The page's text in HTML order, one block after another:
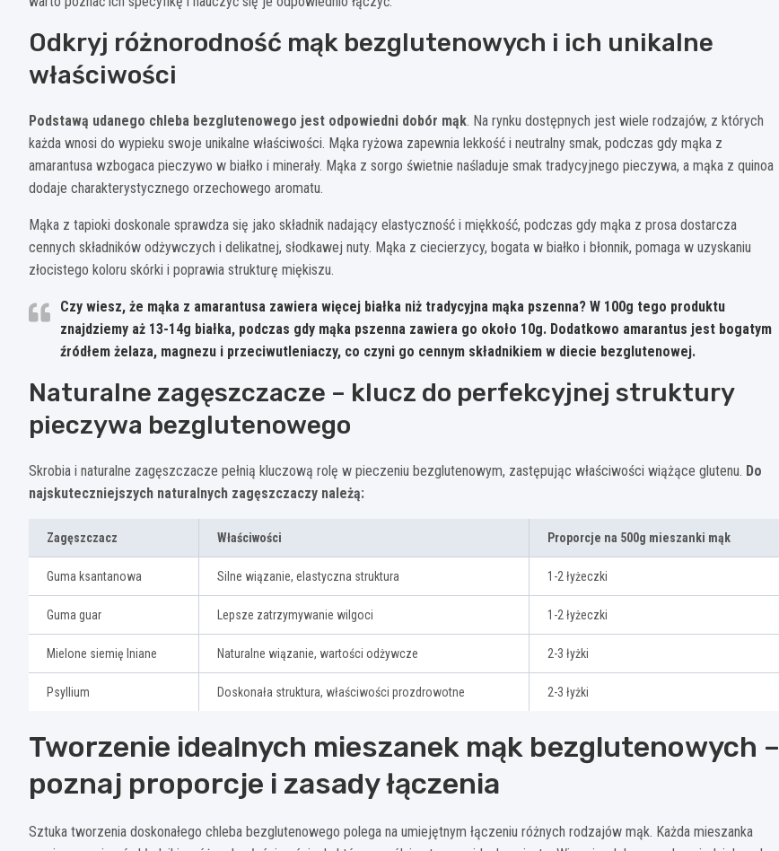
Odkryj różnorodność mąk bezglutenowych i ich unikalne
właściwości
Podstawą udanego chleba bezglutenowego jest odpowiedni dobór mąk. Na rynku dostępnych jest wiele rodzajów, z których
każda wnosi do wypieku swoje unikalne właściwości. Mąka ryżowa zapewnia lekkość i neutralny smak, podczas gdy mąka z
amarantusa wzbogaca pieczywo w białko i minerały. Mąka z sorgo świetnie naśladuje smak tradycyjnego pieczywa, a mąka z quinoa
dodaje charakterystycznego orzechowego aromatu.
Mąka z tapioki doskonale sprawdza się jako składnik nadający elastyczność i miękkość, podczas gdy mąka z prosa dostarcza
cennych składników odżywczych i delikatnej, słodkawej nuty. Mąka z ciecierzycy, bogata w białko i błonnik, pomaga w uzyskaniu
złocistego koloru skórki i poprawia strukturę miękiszu.
Czy wiesz, że mąka z amarantusa zawiera więcej białka niż tradycyjna mąka pszenna? W 100g tego produktu
znajdziemy aż 13-14g białka, podczas gdy mąka pszenna zawiera go około 10g. Dodatkowo amarantus jest bogatym
źródłem żelaza, magnezu i przeciwutleniaczy, co czyni go cennym składnikiem w diecie bezglutenowej.
Naturalne zagęszczacze – klucz do perfekcyjnej struktury
pieczywa bezglutenowego
Skrobia i naturalne zagęszczacze pełnią kluczową rolę w pieczeniu bezglutenowym, zastępując właściwości wiążące glutenu. Do
najskuteczniejszych naturalnych zagęszczaczy należą:
Zagęszczacz Właściwości Proporcje na 500g mieszanki mąk
Guma ksantanowa Silne wiązanie, elastyczna struktura 1-2 łyżeczki
Guma guar Lepsze zatrzymywanie wilgoci 1-2 łyżeczki
Mielone siemię lniane Naturalne wiązanie, wartości odżywcze 2-3 łyżki
Psyllium Doskonała struktura, właściwości prozdrowotne 2-3 łyżki
Tworzenie idealnych mieszanek mąk bezglutenowych –
poznaj proporcje i zasady łączenia
Sztuka tworzenia doskonałego chleba bezglutenowego polega na umiejętnym łączeniu różnych rodzajów mąk. Każda mieszanka